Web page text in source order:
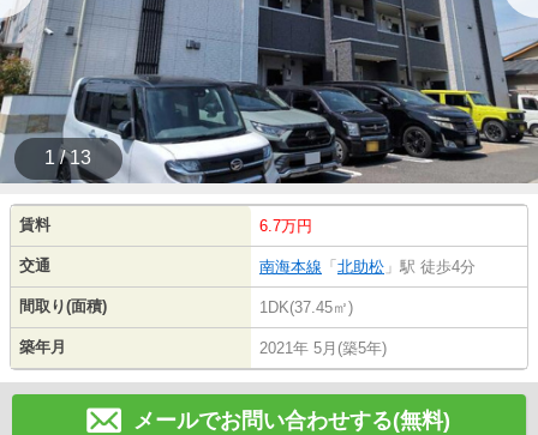
1 / 13
賃料 6.7万円
交通 南海本線 「 北助松 」駅 徒歩4分
間取り(面積) 1DK(37.45㎡)
築年月 2021年 5月(築5年)
メールでお問い合わせする(無料)